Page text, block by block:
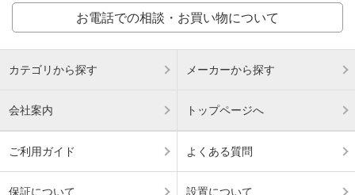
お電話での相談・お買い物について
カテゴリから探す メーカーから探す
会社案内 トップページへ
ご利用ガイド よくある質問
保証について 設置について